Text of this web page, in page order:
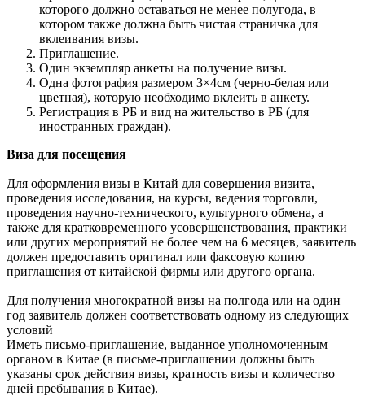
которого должно оставаться не менее полугода, в
котором также должна быть чистая страничка для
вклеивания визы.
Приглашение.
Один экземпляр анкеты на получение визы.
Одна фотография размером 3×4см (черно-белая или
цветная), которую необходимо вклеить в анкету.
Регистрация в РБ и вид на жительство в РБ (для
иностранных граждан).
Виза для посещения
Для оформления визы в Китай для совершения визита,
проведения исследования, на курсы, ведения торговли,
проведения научно-технического, культурного обмена, а
также для кратковременного усовершенствования, практики
или других мероприятий не более чем на 6 месяцев, заявитель
должен предоставить оригинал или факсовую копию
приглашения от китайской фирмы или другого органа.
Для получения многократной визы на полгода или на один
год заявитель должен соответствовать одному из следующих
условий
Иметь письмо-приглашение, выданное уполномоченным
органом в Китае (в письме-приглашении должны быть
указаны срок действия визы, кратность визы и количество
дней пребывания в Китае).